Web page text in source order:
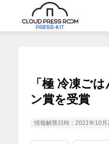
「極 冷凍ご
ン賞を受賞
情報解禁日時：2021年10